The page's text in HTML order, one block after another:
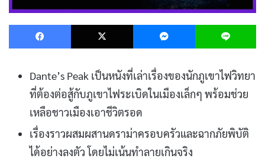
Facebook X Messenger
Dante’s Peak เป็นหนังที่เล่าเรื่องของนักภูเขาไฟวิทยา
ที่ต้องต่อสู้กับภูเขาไฟระเบิดในเมืองเล็กๆ พร้อมช่วย
เหลือชาวเมืองเอาชีวิตรอด
เรื่องราวผสมผสานดราม่าครอบครัวและฉากภัยพิบัติ
ได้อย่างลงตัว โดยไม่เน้นทำลายเกินจริง